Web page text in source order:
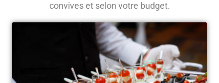
convives et selon votre budget.